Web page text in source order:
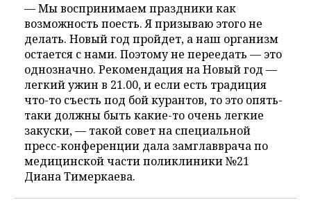
— Мы воспринимаем праздники как
возможность поесть. Я призываю этого не
делать. Новый год пройдет, а наш организм
остается с нами. Поэтому не переедать — это
однозначно. Рекомендация на Новый год —
легкий ужин в 21.00, и если есть традиция
что-то съесть под бой курантов, то это опять-
таки должны быть какие-то очень легкие
закуски, — такой совет на специальной
пресс-конференции дала замглавврача по
медицинской части поликлиники №21
Диана Тимеркаева.